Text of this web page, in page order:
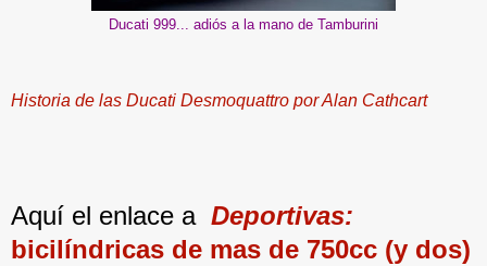
Ducati 999... adiós a la mano de Tamburini
Historia de las Ducati Desmoquattro por Alan Cathcart
Aquí el enlace a Deportivas:
bicilíndricas de mas de 750cc (y dos)